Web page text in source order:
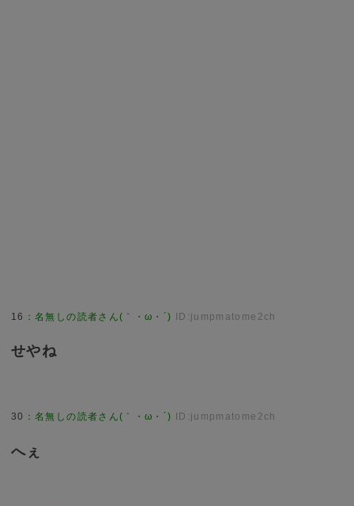
16 ：名無しの読者さん(｀・ω・´) ID:jumpmatome2ch
せやね
30 ：名無しの読者さん(｀・ω・´) ID:jumpmatome2ch
へぇ